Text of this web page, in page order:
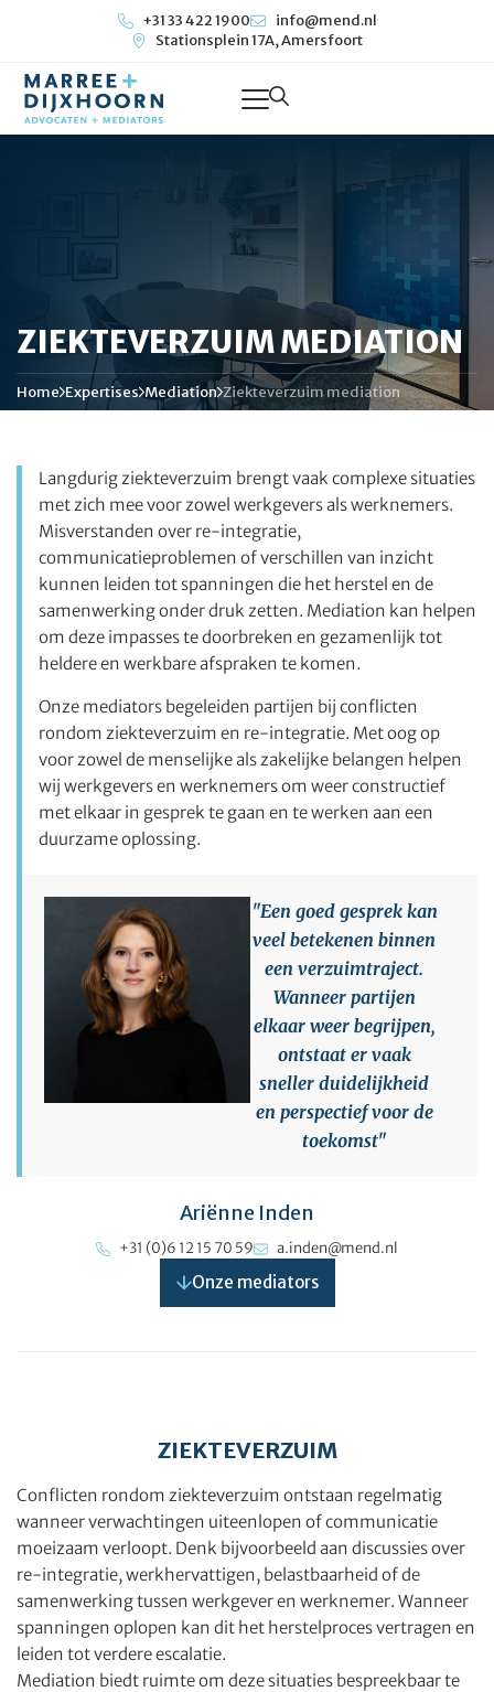
+31 33 422 1900
info@mend.nl
Stationsplein 17A, Amersfoort
ZIEKTEVERZUIM MEDIATION
Home Expertises Mediation Ziekteverzuim mediation
Langdurig ziekteverzuim brengt vaak complexe situaties
met zich mee voor zowel werkgevers als werknemers.
Misverstanden over re-integratie,
communicatieproblemen of verschillen van inzicht
kunnen leiden tot spanningen die het herstel en de
samenwerking onder druk zetten. Mediation kan helpen
om deze impasses te doorbreken en gezamenlijk tot
heldere en werkbare afspraken te komen.
Onze mediators begeleiden partijen bij conflicten
rondom ziekteverzuim en re-integratie. Met oog op
voor zowel de menselijke als zakelijke belangen helpen
wij werkgevers en werknemers om weer constructief
met elkaar in gesprek te gaan en te werken aan een
duurzame oplossing.
"Een goed gesprek kan
veel betekenen binnen
een verzuimtraject.
Wanneer partijen
elkaar weer begrijpen,
ontstaat er vaak
sneller duidelijkheid
en perspectief voor de
toekomst"
Ariënne Inden
+31 (0)6 12 15 70 59 a.inden@mend.nl
Onze mediators
ZIEKTEVERZUIM
Conflicten rondom ziekteverzuim ontstaan regelmatig
wanneer verwachtingen uiteenlopen of communicatie
moeizaam verloopt. Denk bijvoorbeeld aan discussies over
re-integratie, werkhervattigen, belastbaarheid of de
samenwerking tussen werkgever en werknemer. Wanneer
spanningen oplopen kan dit het herstelproces vertragen en
leiden tot verdere escalatie.
Mediation biedt ruimte om deze situaties bespreekbaar te